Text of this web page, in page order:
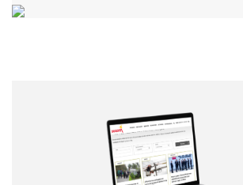
Correo electrónico